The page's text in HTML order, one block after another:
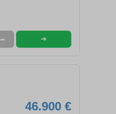
➦ ➜
46.900 €